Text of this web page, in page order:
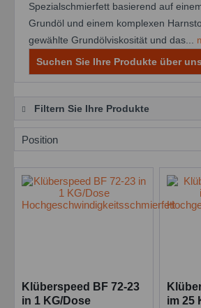
Spezialschmierfett basierend auf
Grundöl und einem komplexen
gewählte Grundölviskosität und das...
Suchen Sie Ihre Produkte über
Filtern Sie Ihre Produkte
Klüberspeed BF 72-23
in 1 KG/Dose
im 25